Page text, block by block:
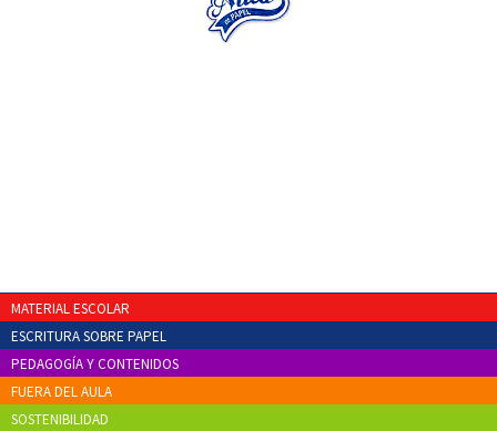
MATERIAL ESCOLAR
ESCRITURA SOBRE PAPEL
PEDAGOGÍA Y CONTENIDOS
FUERA DEL AULA
SOSTENIBILIDAD